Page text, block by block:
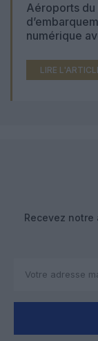
Aéroports du
numérique
LIRE
Recevez